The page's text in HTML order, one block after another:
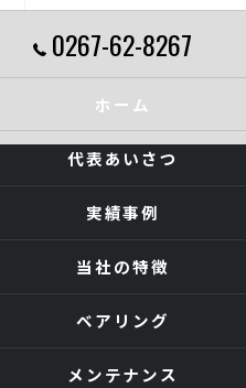
0267-62-8267
ホーム
代表あいさつ
実績事例
当社の特徴
ベアリング
メンテナンス